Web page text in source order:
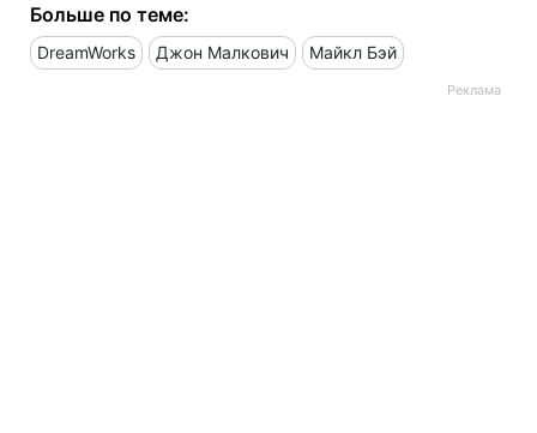
Больше по теме:
DreamWorks Джон Малкович Майкл Бэй